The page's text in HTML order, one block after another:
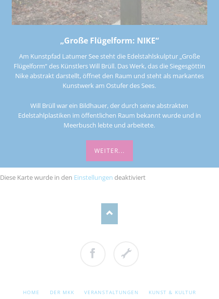
„Große Flügelform: NIKE“
Am Kunstpfad Latumer See steht die Edelstahlskulptur „Große
Flügelform“ des Künstlers Will Brüll. Das Werk, das die Siegesgöttin
Nike abstrakt darstellt, öffnet den Raum und steht als markantes
Kunstwerk am Ostufer des Sees.
Will Brüll war ein Bildhauer, der durch seine abstrakten
Edelstahlplastiken im öffentlichen Raum bekannt wurde und in
Meerbusch lebte und arbeitete.
WEITER...
Diese Karte wurde in den Einstellungen deaktiviert
NAVIGATION
HOME DER MKK VERANSTALTUNGEN KUNST & KULTUR